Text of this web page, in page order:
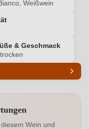
Weißwein
& Geschmack
13,5 %
Wein und